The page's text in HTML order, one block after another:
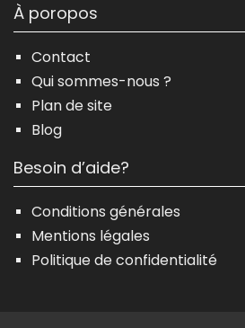
À poropos
Contact
Qui sommes-nous ?
Plan de site
Blog
Besoin d’aide?
Conditions générales
Mentions légales
Politique de confidentialité